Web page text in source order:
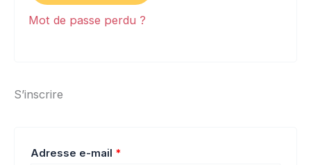
Mot de passe perdu ?
S’inscrire
Adresse e-mail *